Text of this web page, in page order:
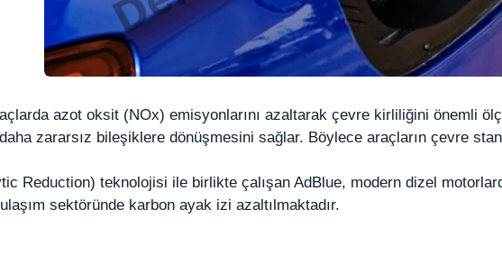
azot oksit (NOx) emisyonlarını azaltarak çevre kirliliğini önemli
zararsız bileşiklere dönüşmesini sağlar. Böylece araçların çevre
Reduction) teknolojisi ile birlikte çalışan AdBlue, modern dizel
sektöründe karbon ayak izi azaltılmaktadır.